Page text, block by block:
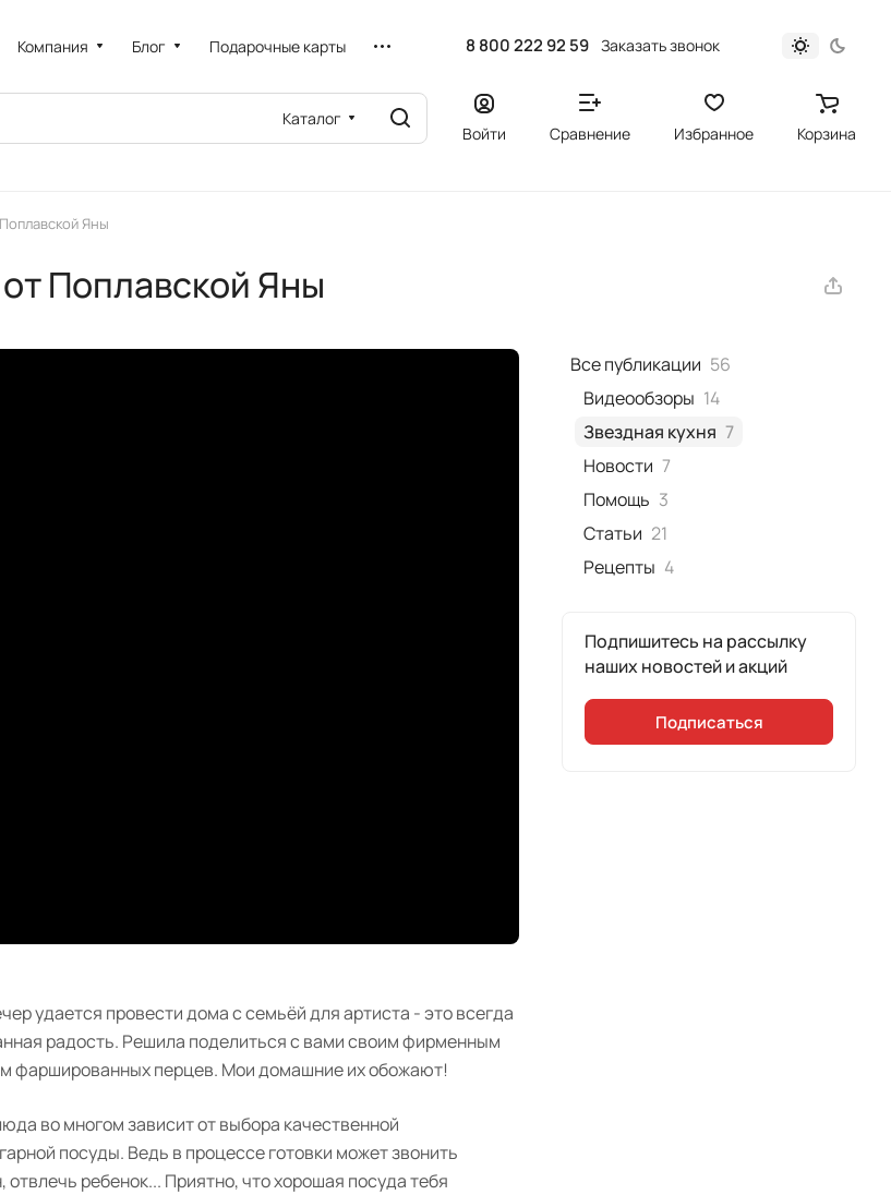
Компания Блог Подарочные карты 8 800 222 92 59 Заказать звонок
Каталог
Войти Сравнение Избранное Корзина
Яны
Поплавской Яны
удается провести дома с семьёй для артиста - это всегда
радость. Решила поделиться с вами своим фирменным
фаршированных перцев. Мои домашние их обожают!
во многом зависит от выбора качественной
посуды. Ведь в процессе готовки может звонить
отвлечь ребенок... Приятно, что хорошая посуда тебя
Все публикации 56
Видеообзоры 14
Звездная кухня 7
Новости 7
Помощь 3
Статьи 21
Рецепты 4
Подпишитесь на рассылку
наших новостей и акций
Подписаться